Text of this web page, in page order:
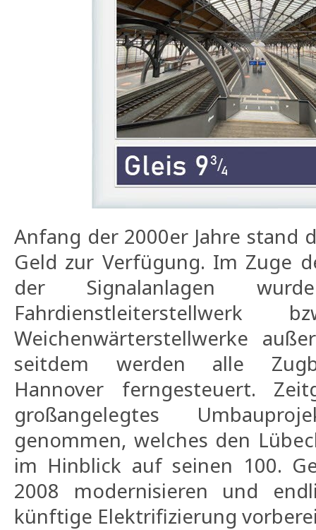
Anfang der 2000er Jahre stand
Geld zur Verfügung. Im Zuge
der Signalanlagen
Weichenwärterstellwerke
seitdem werden alle
Hannover ferngesteuert.
großangelegtes
genommen, welches den
im Hinblick auf seinen 100.
2008 modernisieren und
künftige Elektrifizierung